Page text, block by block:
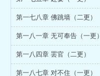
第一七八章 佛跳墙（二更）
第一八一章 无可奉告（一更）
第一八四章 罢官（二更）
第一八七章 对不住（一更）